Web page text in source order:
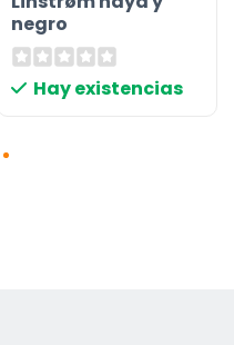
negro
Hay existencias